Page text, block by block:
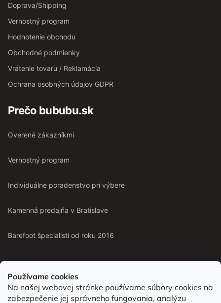
Používame cookies
Na našej webovej stránke používame súbory cookies na
zabezpečenie jej správneho fungovania, analýzu
Doprava/Shipping
Vernostný program
Hodnotenie obchodu
Obchodné podmienky
Vrátenie tovaru / Reklamácia
Ochrana osobných údajov GDPR
Prečo bububu.sk
Overené zákazníkmi
Vernostný program
Individuálne poradenstvo pri výbere
Kamenná predajňa v Bratislave
Barefoot špecialisti od roku 2016
Od roku 2016 pomáhame vyberať barefoot topánky podľa